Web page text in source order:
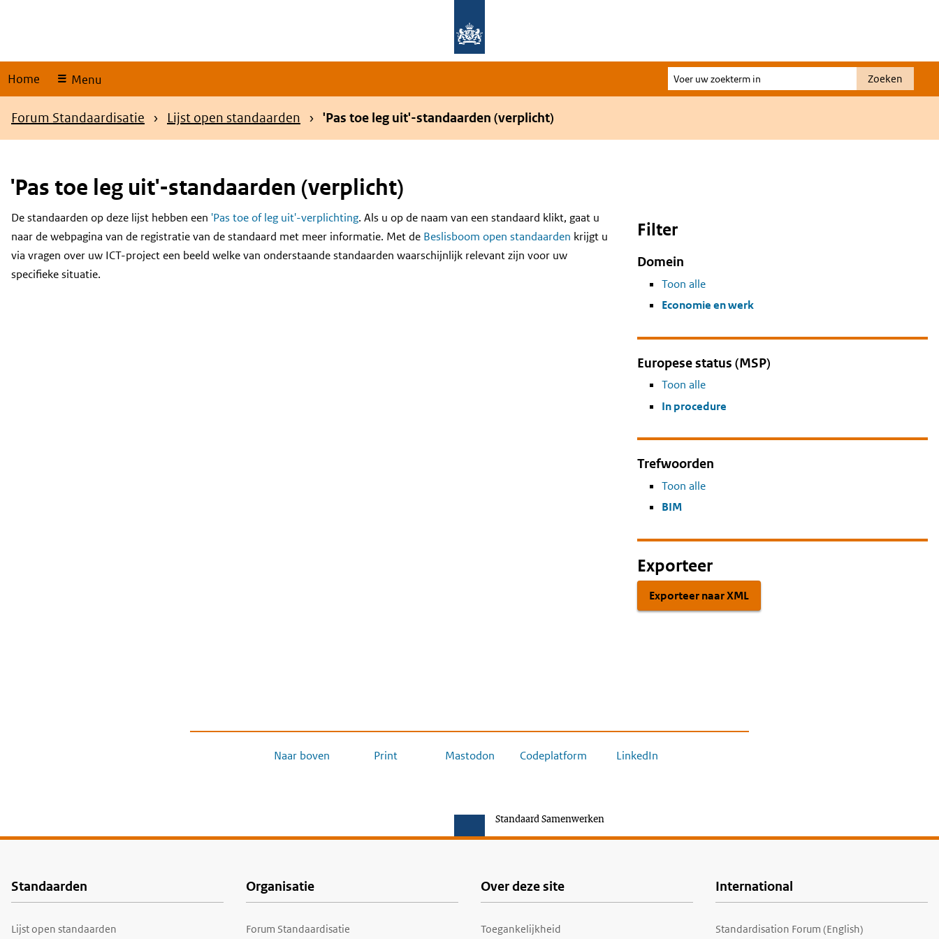
Home Menu
Voer
uw
Zoeken
Kruimelpad
Forum Standaardisatie Lijst open standaarden 'Pas toe leg uit'-standaarden (verplicht)
'Pas toe leg uit'-standaarden (verplicht)
Content
De standaarden op deze lijst hebben een 'Pas toe of leg uit'-verplichting. Als u op de naam van een standaard klikt, gaat u
naar de webpagina van de registratie van de standaard met meer informatie. Met de Beslisboom open standaarden krijgt u
via vragen over uw ICT-project een beeld welke van onderstaande standaarden waarschijnlijk relevant zijn voor uw
specifieke situatie.
Filter
Domein
Toon alle
Economie en werk
Europese status (MSP)
Toon alle
In procedure
Trefwoorden
Toon alle
BIM
Exporteer
Exporteer naar XML
Naar boven Print Mastodon Codeplatform LinkedIn
Standaard Samenwerken
Voet
Standaarden
Lijst open standaarden
Organisatie
Forum Standaardisatie
Over deze site
Toegankelijkheid
International
Standardisation Forum (English)